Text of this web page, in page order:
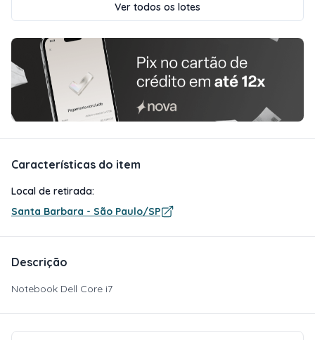
Ver todos os lotes
Características do item
Local de retirada:
Santa Barbara - São Paulo/SP
Descrição
Notebook Dell Core i7